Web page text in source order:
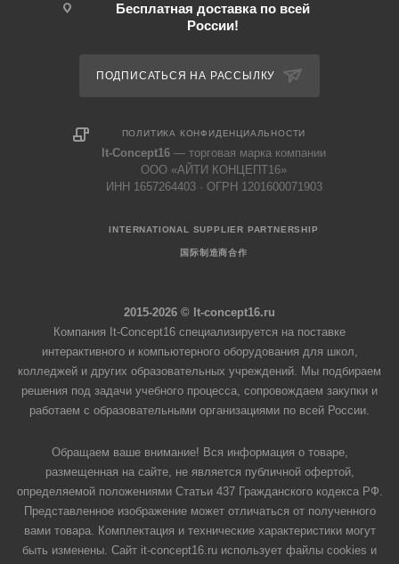
Бесплатная доставка по всей
России!
ПОДПИСАТЬСЯ НА РАССЫЛКУ
ПОЛИТИКА КОНФИДЕНЦИАЛЬНОСТИ
It-Concept16 — торговая марка компании
ООО «АЙТИ КОНЦЕПТ16»
ИНН 1657264403 · ОГРН 1201600071903
INTERNATIONAL SUPPLIER PARTNERSHIP
国际制造商合作
2015-2026 © It-concept16.ru
Компания It-Concept16 специализируется на поставке
интерактивного и компьютерного оборудования для школ,
колледжей и других образовательных учреждений. Мы подбираем
решения под задачи учебного процесса, сопровождаем закупки и
работаем с образовательными организациями по всей России.
Обращаем ваше внимание! Вся информация о товаре,
размещенная на сайте, не является публичной офертой,
определяемой положениями Статьи 437 Гражданского кодекса РФ.
Представленное изображение может отличаться от полученного
вами товара. Комплектация и технические характеристики могут
быть изменены. Сайт it-concept16.ru использует файлы cookies и